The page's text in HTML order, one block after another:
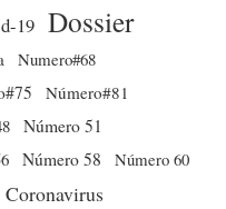
19 Dossier
Numero#68
Número#81
Número 51
Número 58
Número 60